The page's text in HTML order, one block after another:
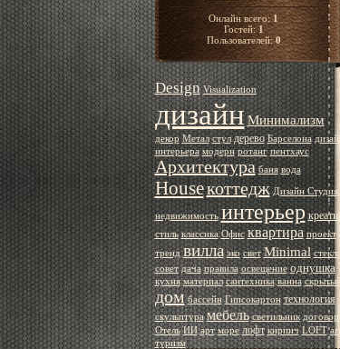
Онлайн всего:1
Гостей:1
Пользователей:0
Design Visualization
дизайнМинимализм
декор Метал стул дерево Барселона дизайн
интерьера модерн ротанг пентхаус
Архитектура баня вода
Houseкоттедж Дизайн Студия
недвижимость интерьер креатив
стиль классика Офис квартира проект
тренд вилла эко свет Minimal стекло
совет дача правила освещение однушка
кухня материал сантехника ванна скрытый
дом бассейн Гипсокартон технология
скульптура мебель светильник договор
Отель ИИ арт море лофт кирпич LOFT art
туризм